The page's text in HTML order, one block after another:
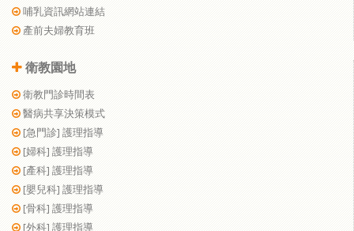
哺乳資訊網站連結
產前夫婦教育班
衛教園地
衛教門診時間表
醫病共享決策模式
[急門診] 護理指導
[婦科] 護理指導
[產科] 護理指導
[嬰兒科] 護理指導
[骨科] 護理指導
[外科] 護理指導